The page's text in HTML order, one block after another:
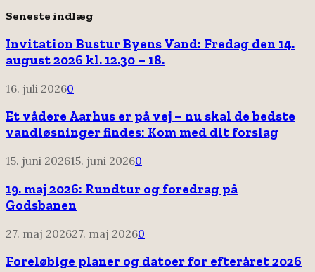
Seneste indlæg
Invitation Bustur Byens Vand: Fredag den 14.
august 2026 kl. 12.30 – 18.
16. juli 20260
Et vådere Aarhus er på vej – nu skal de bedste
vandløsninger findes: Kom med dit forslag
15. juni 202615. juni 20260
19. maj 2026: Rundtur og foredrag på
Godsbanen
27. maj 202627. maj 20260
Foreløbige planer og datoer for efteråret 2026